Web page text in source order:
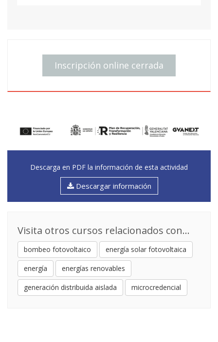
Módulo 10: Gestión y monitorización a largo
plazo de los bombeos fotovoltaicos
Inscripción online cerrada
Descarga en PDF la información de esta actividad
Descargar información
Visita otros cursos relacionados con...
bombeo fotovoltaico energía solar fotovoltaica
energía energías renovables
generación distribuida aislada microcredencial